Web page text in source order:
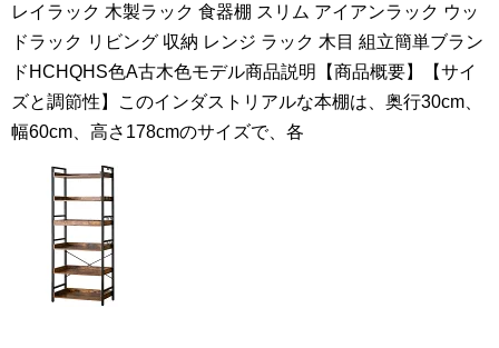
レイラック 木製ラック 食器棚 スリム アイアンラック ウッ
ドラック リビング 収納 レンジ ラック 木目 組立簡単ブラン
ドHCHQHS色A古木色モデル商品説明【商品概要】【サイ
ズと調節性】このインダストリアルな本棚は、奥行30cm、
幅60cm、高さ178cmのサイズで、各